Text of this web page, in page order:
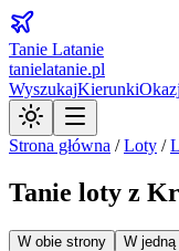
Tanie Latanie
tanielatanie.pl
WyszukajKierunki
Strona główna /Loty /
Tanie loty z
W obie strony W